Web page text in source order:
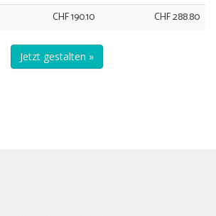
CHF 190.10 CHF 288.80
Jetzt gestalten »